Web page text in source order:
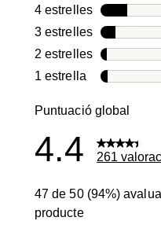
4 estrellesestrelles
3 estrellesestrelles
2 estrellesestrelles
1 estrellaestrelles
Puntuació global
4.4 261
47 de 50 (94%)
producte